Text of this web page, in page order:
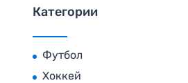
Категории
Футбол
Хоккей